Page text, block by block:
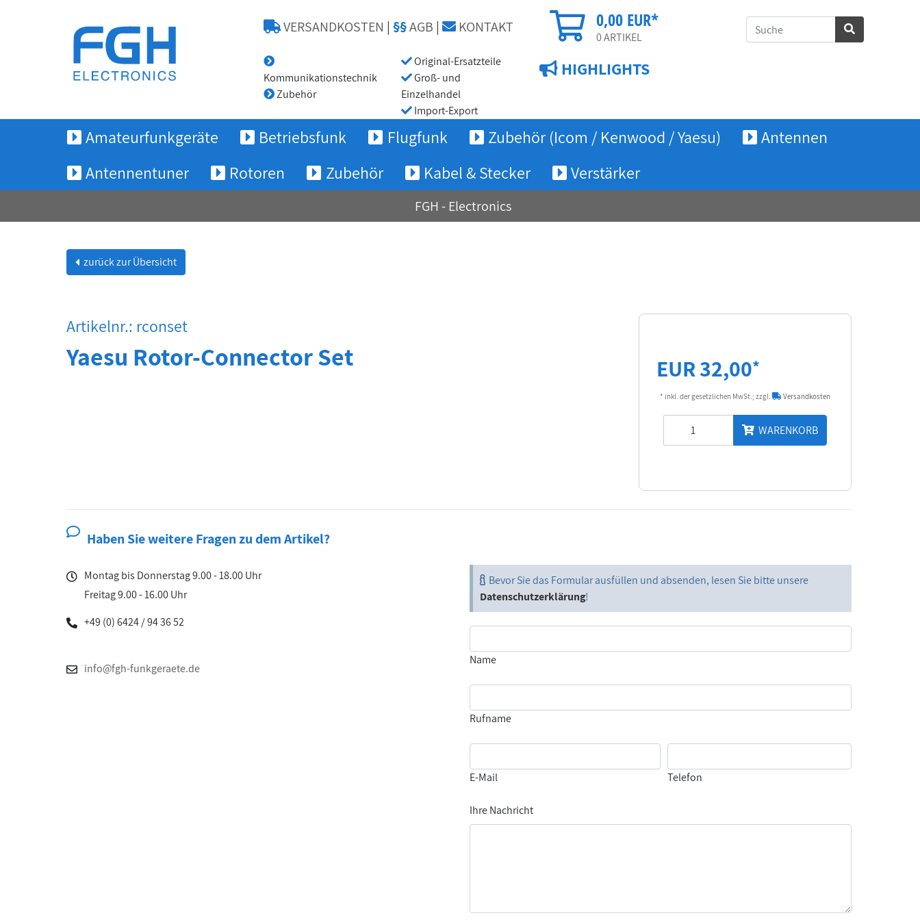
VERSANDKOSTEN | §§AGB | KONTAKT
Kommunikationstechnik
Zubehör
Original-Ersatzteile
Groß- und
Einzelhandel
Import-Export
0,00 EUR*
0ARTIKEL
HIGHLIGHTS
Amateurfunkgeräte Betriebsfunk Flugfunk Zubehör (Icom / Kenwood / Yaesu)
Antennen
Antennentuner
Rotoren Zubehör Kabel & Stecker Verstärker
FGH - Electronics
zurück zur Übersicht
EUR 32,00*
* inkl. der gesetzlichen MwSt.; zzgl. Versandkosten
WARENKORB
Artikelnr.: rconset
Yaesu Rotor-Connector Set
Haben Sie weitere Fragen zu dem Artikel?
Montag bis Donnerstag 9.00 - 18.00 Uhr
Freitag 9.00 - 16.00 Uhr
+49 (0) 6424 / 94 36 52
info@fgh-funkgeraete.de
Bevor Sie das Formular ausfüllen und absenden, lesen Sie bitte unsere
Datenschutzerklärung!
Name
Rufname
E-Mail Telefon
Ihre Nachricht